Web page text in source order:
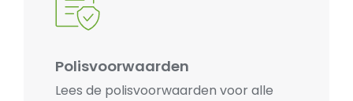
Polisvoorwaarden
Lees de polisvoorwaarden voor alle